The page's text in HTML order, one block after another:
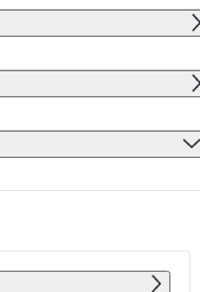
PÁ SO NE